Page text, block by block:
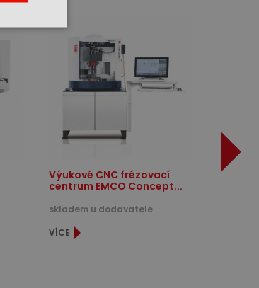
Výukové CNC frézovací
centrum EMCO Concept...
skladem u dodavatele
VÍCE